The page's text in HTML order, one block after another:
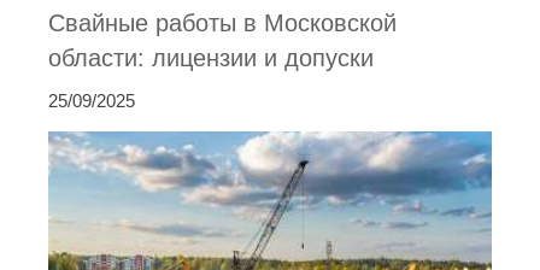
Свайные работы в Московской
области: лицензии и допуски
25/09/2025